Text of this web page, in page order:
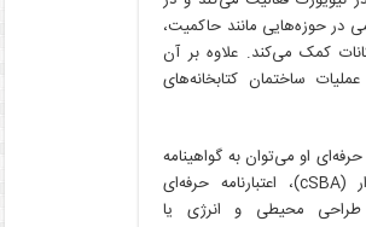
عمومی در حوزه­‌هایی مانند حاکمیت،
کمک می‌­کند. علاوه بر آن
ساختمان کتابخانه‌­های
او می‌­توان به گواهینامه
مشاور ساختمان پایدار (cSBA)، اعتبار­نامه حرفه‌­ای
طراحی محیطی و انرژی یا